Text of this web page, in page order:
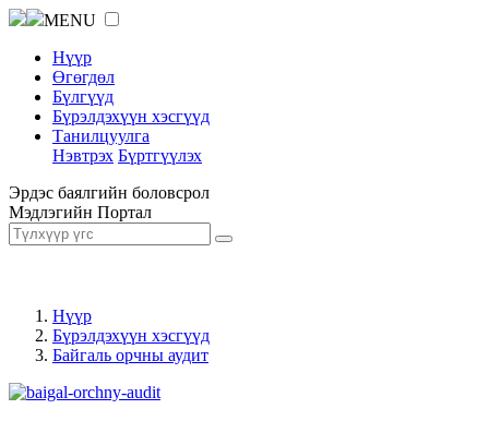
MENU
Нүүр
Өгөгдөл
Бүлгүүд
Бүрэлдэхүүн хэсгүүд
Танилцуулга
Нэвтрэх Бүртгүүлэх
Эрдэс баялгийн боловсрол
Мэдлэгийн Портал
Нүүр
Бүрэлдэхүүн хэсгүүд
Байгаль орчны аудит